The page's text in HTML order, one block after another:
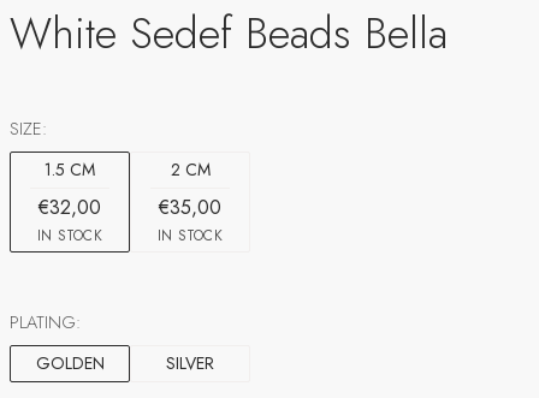
White Sedef Beads Bella
SIZE:
1.5 CM
€32,00
IN STOCK
2 CM
€35,00
IN STOCK
PLATING:
GOLDEN
SILVER